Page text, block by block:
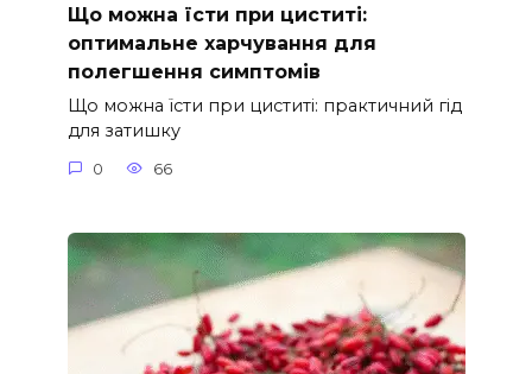
Що можна їсти при циститі:
оптимальне харчування для
полегшення симптомів
Що можна їсти при циститі: практичний гід
для затишку
0 66